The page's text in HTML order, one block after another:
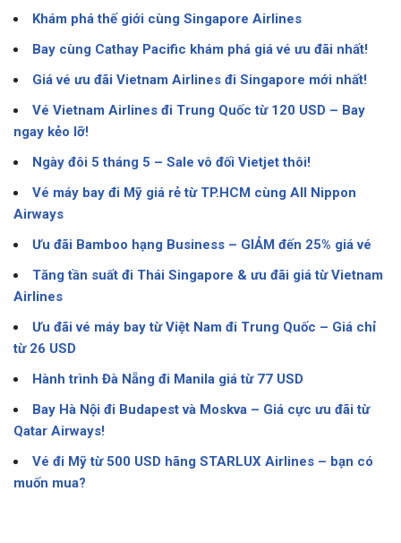
Khám phá thế giới cùng Singapore Airlines
Bay cùng Cathay Pacific khám phá giá vé ưu đãi nhất!
Giá vé ưu đãi Vietnam Airlines đi Singapore mới nhất!
Vé Vietnam Airlines đi Trung Quốc từ 120 USD – Bay
ngay kẻo lỡ!
Ngày đôi 5 tháng 5 – Sale vô đối Vietjet thôi!
Vé máy bay đi Mỹ giá rẻ từ TP.HCM cùng All Nippon
Airways
Ưu đãi Bamboo hạng Business – GIẢM đến 25% giá vé
Tăng tần suất đi Thái Singapore & ưu đãi giá từ Vietnam
Airlines
Ưu đãi vé máy bay từ Việt Nam đi Trung Quốc – Giá chỉ
từ 26 USD
Hành trình Đà Nẵng đi Manila giá từ 77 USD
Bay Hà Nội đi Budapest và Moskva – Giá cực ưu đãi từ
Qatar Airways!
Vé đi Mỹ từ 500 USD hãng STARLUX Airlines – bạn có
muốn mua?